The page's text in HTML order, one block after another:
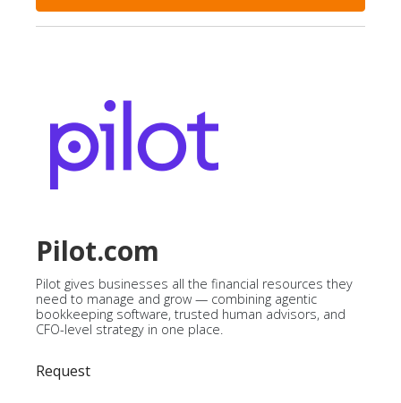
Pilot.com
Pilot gives businesses all the financial resources they
need to manage and grow — combining agentic
bookkeeping software, trusted human advisors, and
CFO-level strategy in one place.
Request